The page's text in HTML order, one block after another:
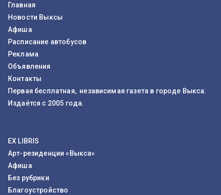
Главная
Новости Выксы
Афиша
Расписание автобусов
Реклама
Объявления
Контакты
Первая бесплатная, независимая газета в городе Выкса.
Издаётся с 2005 года.
EX LIBRIS
Арт-резиденции «Выкса»
Афиша
Без рубрики
Благоустройство